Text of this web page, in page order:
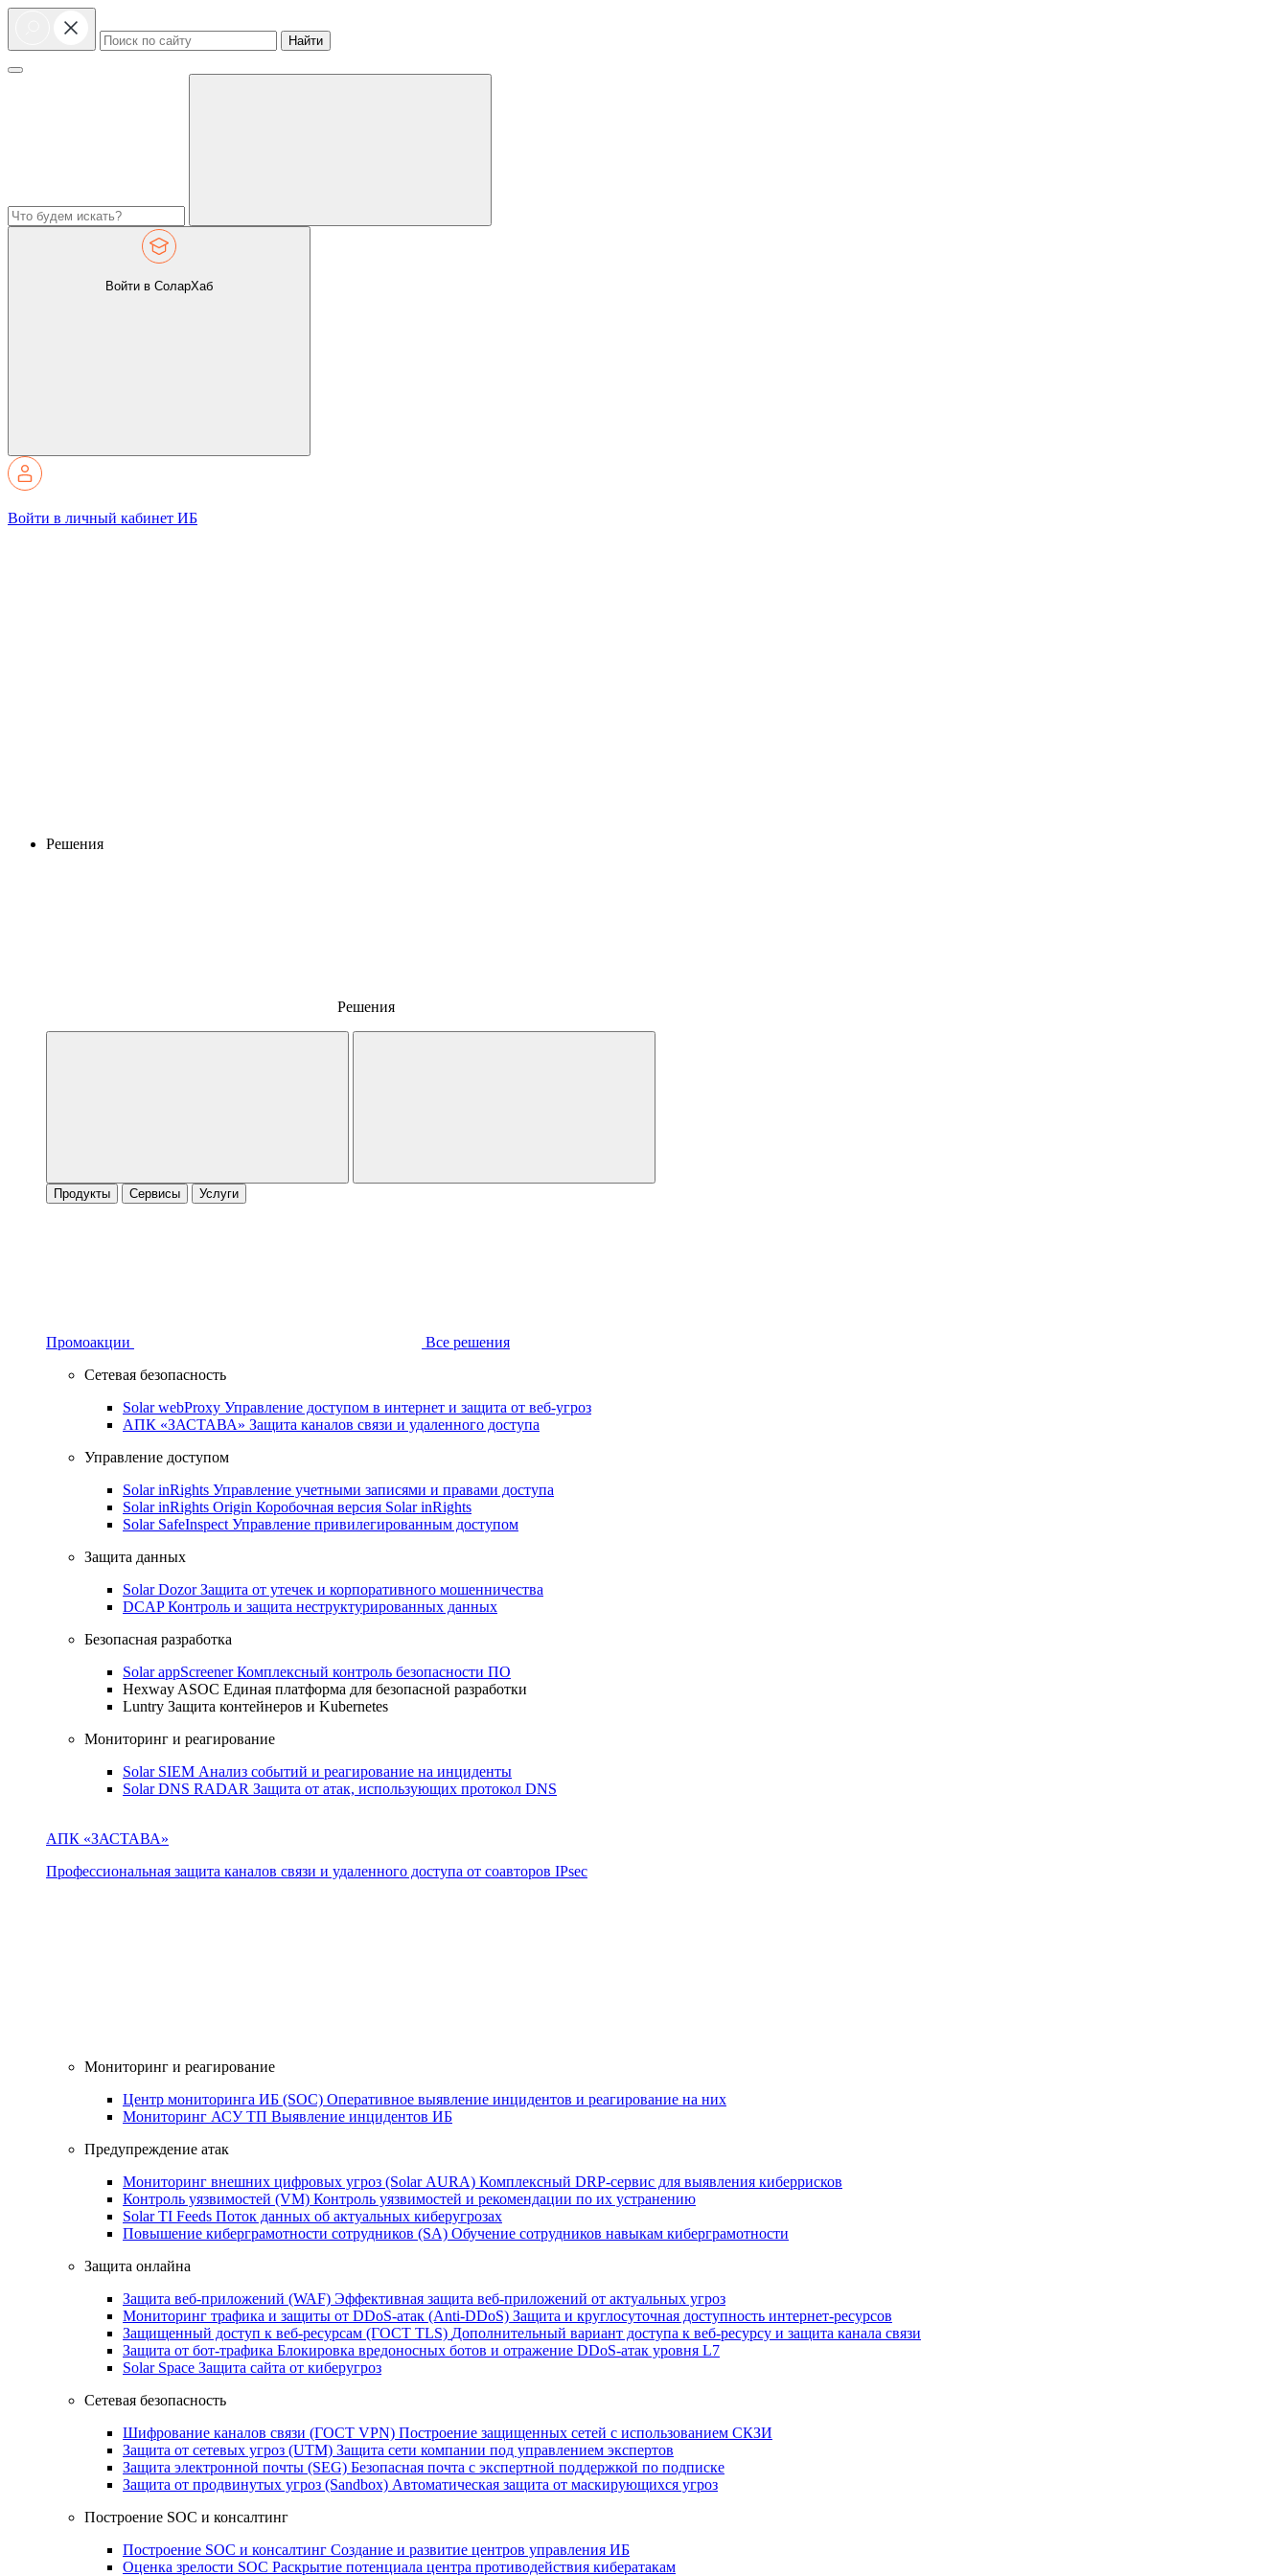
Найти
Войти в СоларХаб
Войти в личный кабинет ИБ
Решения
Решения
Продукты Сервисы Услуги
Промоакции
Все решения
Сетевая безопасность
Solar webProxy Управление доступом в интернет и защита от веб-угроз
АПК «ЗАСТАВА» Защита каналов связи и удаленного доступа
Управление доступом
Solar inRights Управление учетными записями и правами доступа
Solar inRights Origin Коробочная версия Solar inRights
Solar SafeInspect Управление привилегированным доступом
Защита данных
Solar DozorЗащита от утечек и корпоративного мошенничества
DCAPКонтроль и защита неструктурированных данных
Безопасная разработка
Solar appScreenerКомплексный контроль безопасности ПО
Hexway ASOC Единая платформа для безопасной разработки
Luntry Защита контейнеров и Kubernetes
Мониторинг и реагирование
Solar SIEM Анализ событий и реагирование на инциденты
Solar DNS RADAR Защита от атак, использующих протокол DNS
АПК «ЗАСТАВА»
Профессиональная защита каналов связи и удаленного доступа от соавторов IPsec
Мониторинг и реагирование
Центр мониторинга ИБ (SOC) Оперативное выявление инцидентов и реагирование на них
Мониторинг АСУ ТП Выявление инцидентов ИБ
Предупреждение атак
Мониторинг внешних цифровых угроз (Solar AURA) Комплексный DRP-сервис для выявления киберрисков
Контроль уязвимостей (VM) Контроль уязвимостей и рекомендации по их устранению
Solar TI Feeds Поток данных об актуальных киберугрозах
Повышение киберграмотности сотрудников (SA) Обучение сотрудников навыкам киберграмотности
Защита онлайна
Защита веб-приложений (WAF) Эффективная защита веб-приложений от актуальных угроз
Мониторинг трафика и защиты от DDoS‑атак (Anti‑DDoS) Защита и круглосуточная доступность интернет-ресурсов
Защищенный доступ к веб-ресурсам (ГОСТ TLS) Дополнительный вариант доступа к веб‑ресурсу и защита канала связи
Защита от бот‑трафика Блокировка вредоносных ботов и отражение DDoS‑атак уровня L7
Solar Space Защита сайта от киберугроз
Сетевая безопасность
Шифрование каналов связи (ГОСТ VPN) Построение защищенных сетей с использованием СКЗИ
Защита от сетевых угроз (UTM) Защита сети компании под управлением экспертов
Защита электронной почты (SEG) Безопасная почта с экспертной поддержкой по подписке
Защита от продвинутых угроз (Sandbox) Автоматическая защита от маскирующихся угроз
Построение SOC и консалтинг
Построение SOC и консалтинг Создание и развитие центров управления ИБ
Оценка зрелости SOC Раскрытие потенциала центра противодействия кибератакам